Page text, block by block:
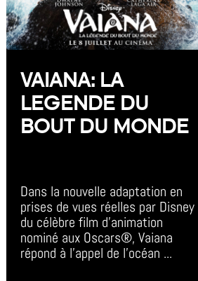
VAIANA: LA
LEGENDE DU
BOUT DU MONDE
Dans la nouvelle adaptation en
prises de vues réelles par Disney
du célèbre film d'animation
nominé aux Oscars®, Vaiana
répond à l'appel de l'océan ...